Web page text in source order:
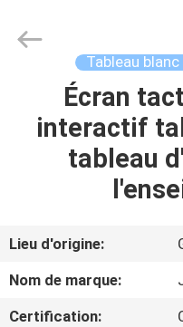
MAISON
À
PROPOS
Interactive
Technology
Tableau
Écran
interactif
tableau
Lieu d'origine:
Nom de marque:
Certification: